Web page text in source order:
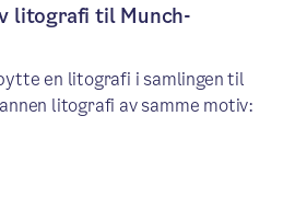
litografi til Munch-
en litografi i samlingen til
litografi av samme motiv: